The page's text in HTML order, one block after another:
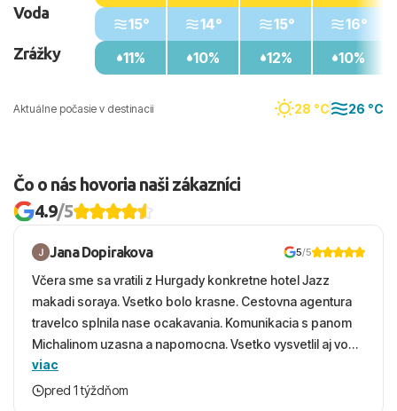
Aktuálne počasie v destinacii 28 °C 26 °C
Voda
Zrážky
15°
11%
14°
10%
15°
12%
16°
10%
Čo o nás hovoria naši zákazníci
4.9/5
Jana Dopirakova 5/5
Včera sme sa vratili z Hurgady konkretne hotel Jazz
makadi soraya. Vsetko bolo krasne. Cestovna agentura
travelco splnila nase ocakavania. Komunikacia s panom
Michalinom uzasna a napomocna. Vsetko vysvetlil aj vo
vecernych hodinach zaco sa ospravedlnujem. Hotel
krasny, cisty. Sluzby top. Strava, prostredie, more,
viac
pred 1 týždňom